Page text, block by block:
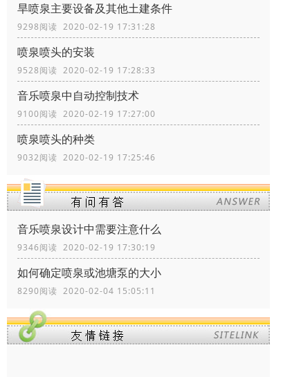
旱喷泉主要设备及其他土建条件
9298阅读 2020-02-19 17:31:28
喷泉喷头的安装
9528阅读 2020-02-19 17:28:33
音乐喷泉中自动控制技术
9100阅读 2020-02-19 17:27:00
喷泉喷头的种类
9032阅读 2020-02-19 17:25:46
音乐喷泉设计中需要注意什么
9346阅读 2020-02-19 17:30:19
如何确定喷泉或池塘泵的大小
8290阅读 2020-02-04 15:05:11